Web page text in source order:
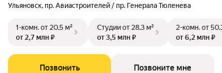
Ульяновск, пр. Авиастроителей / пр. Генерала Тюленева
1-комн.от 20,5 м²
от 2,7 млн ₽
Студииот 28,3 м²
от 3,5 млн ₽
2-комн.от
от 6,2 млн ₽
Позвонить Позвоните мне